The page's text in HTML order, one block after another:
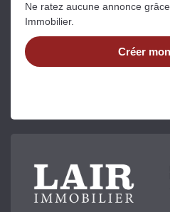
Ne ratez aucune annonce
Immobilier.
Créer